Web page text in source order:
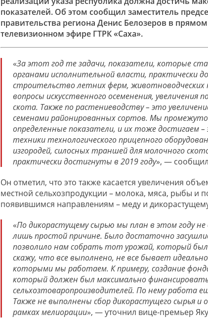
показателей. Об этом сообщил заместитель
правительства региона Денис Белозеров в
телевизионном эфире ГТРК «Саха».
«За этот год те задачи, показатели, которые
органами исполнительной власти, практически
строительство летних ферм, животноводческих
вопросы искусственного осеменения, увеличения
скота. Также по растениеводству – это
семенами районированных сортов. Мы
определенные показатели, и их тоже достигаем
техники технологического прицепного
изгородей, силосных траншей для молочного
практически достигнуты в 2019 году», —
Он отметил, что это также касается увеличения
местной сельхозпродукции – молока, мяса, рыбы и
появившимся направлениям – меду и
«По дикорастущему сырью мы план в этом году
лишь простой причине. Было достаточно
позволило нам собрать тот урожай, который
скажу, что все выполнено, не все бывает
которыми мы работаем. К примеру, создание
который должен был максимально
сельхозтоваропроизводителей. По нему работа
Также не выполнены сбор дикорастущего сырья и
рамках мелиорации», — уточнил вице-премьер